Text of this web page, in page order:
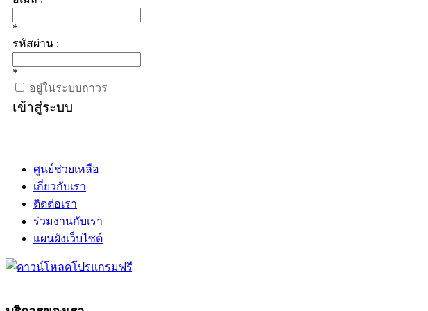
*
รหัสผ่าน :
*
อยู่ในระบบถาวร
เข้าสู่ระบบ
ศูนย์ช่วยเหลือ
เกี่ยวกับเรา
ติดต่อเรา
ร่วมงานกับเรา
แผนผังเว็บไซต์